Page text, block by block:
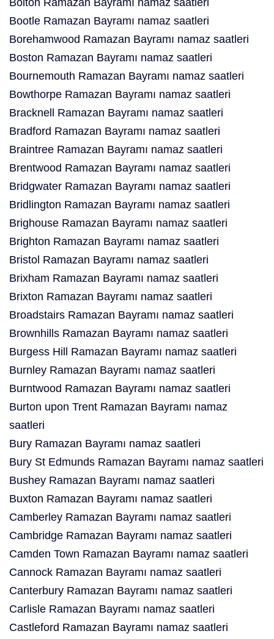
Bolton Ramazan Bayramı namaz saatleri
Bootle Ramazan Bayramı namaz saatleri
Borehamwood Ramazan Bayramı namaz saatleri
Boston Ramazan Bayramı namaz saatleri
Bournemouth Ramazan Bayramı namaz saatleri
Bowthorpe Ramazan Bayramı namaz saatleri
Bracknell Ramazan Bayramı namaz saatleri
Bradford Ramazan Bayramı namaz saatleri
Braintree Ramazan Bayramı namaz saatleri
Brentwood Ramazan Bayramı namaz saatleri
Bridgwater Ramazan Bayramı namaz saatleri
Bridlington Ramazan Bayramı namaz saatleri
Brighouse Ramazan Bayramı namaz saatleri
Brighton Ramazan Bayramı namaz saatleri
Bristol Ramazan Bayramı namaz saatleri
Brixham Ramazan Bayramı namaz saatleri
Brixton Ramazan Bayramı namaz saatleri
Broadstairs Ramazan Bayramı namaz saatleri
Brownhills Ramazan Bayramı namaz saatleri
Burgess Hill Ramazan Bayramı namaz saatleri
Burnley Ramazan Bayramı namaz saatleri
Burntwood Ramazan Bayramı namaz saatleri
Burton upon Trent Ramazan Bayramı namaz
saatleri
Bury Ramazan Bayramı namaz saatleri
Bury St Edmunds Ramazan Bayramı namaz saatleri
Bushey Ramazan Bayramı namaz saatleri
Buxton Ramazan Bayramı namaz saatleri
Camberley Ramazan Bayramı namaz saatleri
Cambridge Ramazan Bayramı namaz saatleri
Camden Town Ramazan Bayramı namaz saatleri
Cannock Ramazan Bayramı namaz saatleri
Canterbury Ramazan Bayramı namaz saatleri
Carlisle Ramazan Bayramı namaz saatleri
Castleford Ramazan Bayramı namaz saatleri